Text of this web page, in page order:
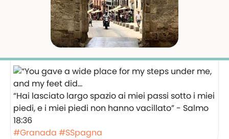
“Hai lasciato largo spazio ai miei passi sotto i miei
piedi, e i miei piedi non hanno vacillato” - Salmo
18:36
#Granada #SSpagna